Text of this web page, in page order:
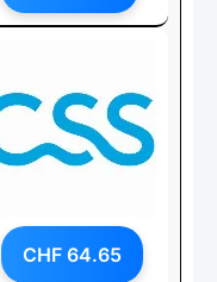
CHF 64.65